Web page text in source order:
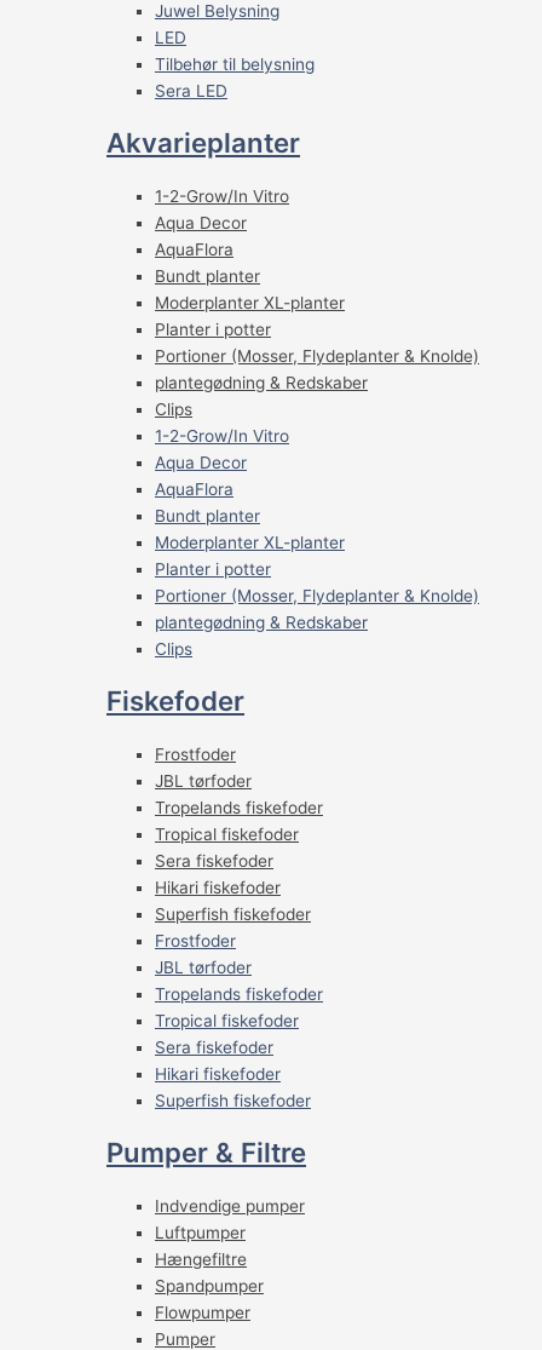
Juwel Belysning
LED
Tilbehør til belysning
Sera LED
Akvarieplanter
1-2-Grow/In Vitro
Aqua Decor
AquaFlora
Bundt planter
Moderplanter XL-planter
Planter i potter
Portioner (Mosser, Flydeplanter & Knolde)
plantegødning & Redskaber
Clips
1-2-Grow/In Vitro
Aqua Decor
AquaFlora
Bundt planter
Moderplanter XL-planter
Planter i potter
Portioner (Mosser, Flydeplanter & Knolde)
plantegødning & Redskaber
Clips
Fiskefoder
Frostfoder
JBL tørfoder
Tropelands fiskefoder
Tropical fiskefoder
Sera fiskefoder
Hikari fiskefoder
Superfish fiskefoder
Frostfoder
JBL tørfoder
Tropelands fiskefoder
Tropical fiskefoder
Sera fiskefoder
Hikari fiskefoder
Superfish fiskefoder
Pumper & Filtre
Indvendige pumper
Luftpumper
Hængefiltre
Spandpumper
Flowpumper
Pumper